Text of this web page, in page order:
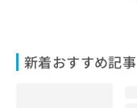
新着おすすめ記事